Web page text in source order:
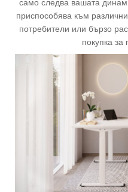
приспособява към
потребители или бързо
покупка за